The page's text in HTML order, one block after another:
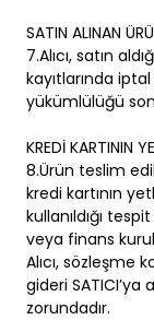
SATIN ALINAN
7.Alıcı, satın
kayıtlarında
yükümlülüğü
KREDİ KARTININ
8.Ürün teslim
kredi kartının
kullanıldığı
veya finans
Alıcı, sözleşme
gideri
zorundadır.